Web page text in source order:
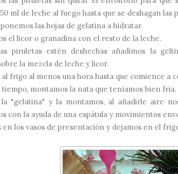
ml de leche al fuego hasta que se deshagan las
las hojas de gelatina a hidratar.
el licor o granadina con el resto de la leche.
piruletas estén deshechas añadimos la
la mezcla de leche y licor.
frigo al menos una hora hasta que comience a
tiempo, montamos la nata que teníamos bien fria.
la "gelatina" y la montamos, al añadirle aire
con la ayuda de una espátula y movimientos
en los vasos de presentación y dejamos en el